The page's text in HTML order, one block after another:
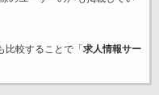
比較することで「 求人情報サー